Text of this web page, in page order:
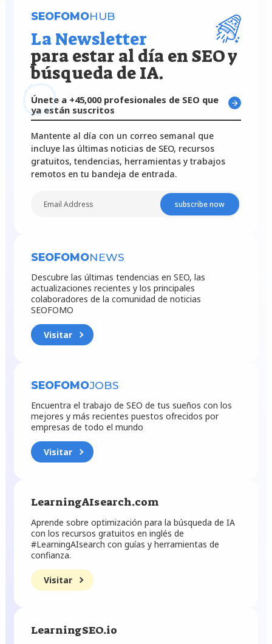
SEOFOMOHUB
La Newsletter
para estar al día en SEO y
búsqueda de IA.
Únete a +45,000 profesionales de SEO que
ya están suscritos
Mantente al día con un correo semanal que
incluye las últimas noticias de SEO, recursos
gratuitos, tendencias, herramientas y trabajos
remotos en tu bandeja de entrada.
subscribe now
SEOFOMONEWS
Descubre las últimas tendencias en SEO, las
actualizaciones recientes y los principales
colaboradores de la comunidad de noticias
SEOFOMO
Visitar
SEOFOMOJOBS
Encuentra el trabajo de SEO de tus sueños con los
mejores y más recientes puestos ofrecidos por
empresas de todo el mundo
Visitar
LearningAIsearch.com
Aprende sobre optimización para la búsqueda de IA
con los recursos gratuitos en inglés de
#LearningAIsearch con guías y herramientas de
confianza.
Visitar
LearningSEO.io